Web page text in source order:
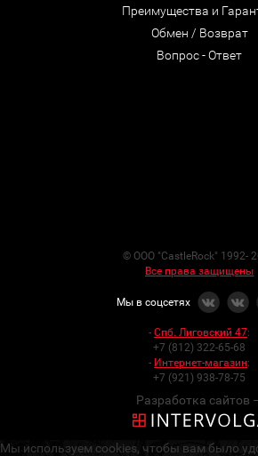
Преимущества и
Обмен / Возврат
Вопрос - Ответ
© ООО "CastleRock" 1992-
Все права защищены
Мы в соцсетях
- Спб. Лиговский 47:
+7 (812) 322-65-68
- Интернет-магазин:
+7 (921) 938-78-75
Разработка сайтов
Мы используем cookies, чтобы вам было